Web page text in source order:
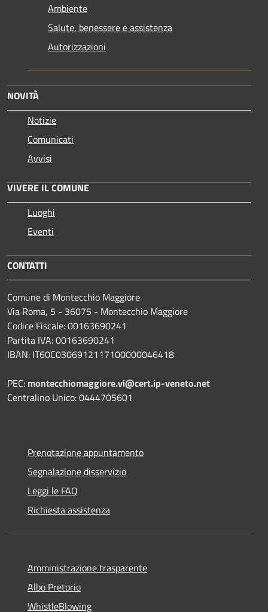
Ambiente
Salute, benessere e assistenza
Autorizzazioni
NOVITÀ
Notizie
Comunicati
Avvisi
VIVERE IL COMUNE
Luoghi
Eventi
CONTATTI
Comune di Montecchio Maggiore
Via Roma, 5 - 36075 - Montecchio Maggiore
Codice Fiscale: 00163690241
Partita IVA: 00163690241
IBAN: IT60C0306912117100000046418
PEC: montecchiomaggiore.vi@cert.ip-veneto.net
Centralino Unico: 0444705601
Prenotazione appuntamento
Segnalazione disservizio
Leggi le FAQ
Richiesta assistenza
Amministrazione trasparente
Albo Pretorio
WhistleBlowing